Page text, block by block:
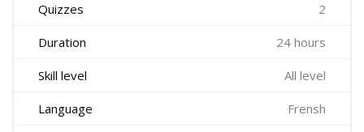
Quizzes 2
Duration 24 hours
Skill level All level
Language Frensh